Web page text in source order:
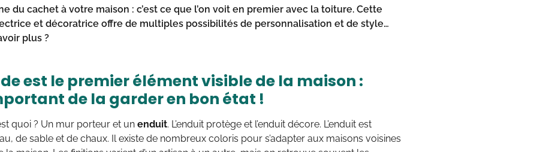
du cachet à votre maison : c’est ce que l’on voit en premier avec la toiture. Cette
et décoratrice offre de multiples possibilités de personnalisation et de style…
plus ?
est le premier élément visible de la maison :
de la garder en bon état !
quoi ? Un mur porteur et un enduit. L’enduit protège et l’enduit décore. L’enduit est
de sable et de chaux. Il existe de nombreux coloris pour s’adapter aux maisons voisines